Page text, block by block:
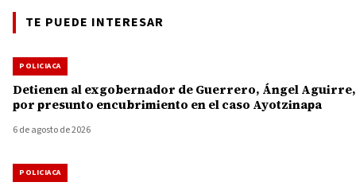
TE PUEDE INTERESAR
POLICIACA
Detienen al exgobernador de Guerrero, Ángel Aguirre,
por presunto encubrimiento en el caso Ayotzinapa
6 de agosto de 2026
POLICIACA